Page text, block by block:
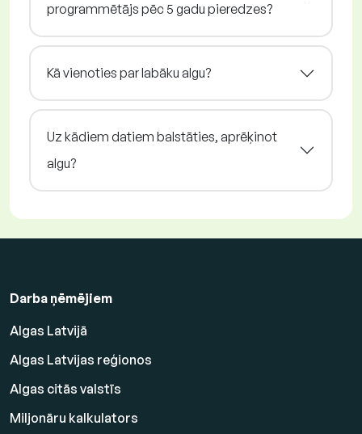
programmētājs pēc 5 gadu pieredzes?
Kā vienoties par labāku algu?
Uz kādiem datiem balstāties, aprēķinot
algu?
Darba ņēmējiem
Algas Latvijā
Algas Latvijas reģionos
Algas citās valstīs
Miljonāru kalkulators